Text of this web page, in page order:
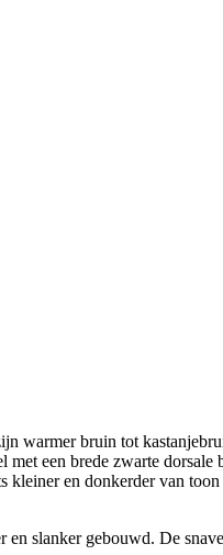
warmer bruin tot
een brede zwarte
kleiner en donkerder van
slanker gebouwd. De